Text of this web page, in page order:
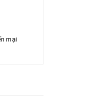
mại